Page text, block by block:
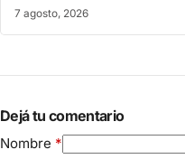
7 agosto, 2026
Dejá tu comentario
Nombre *